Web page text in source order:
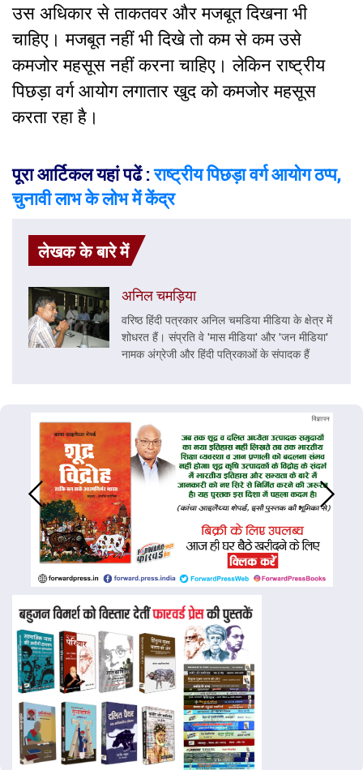
उस अधिकार से ताकतवर और मजबूत दिखना भी
चाहिए। मजबूत नहीं भी दिखे तो कम से कम उसे
कमजोर महसूस नहीं करना चाहिए। लेकिन राष्ट्रीय
पिछड़ा वर्ग आयोग लगातार खुद को कमजोर महसूस
करता रहा है।
पूरा आर्टिकल यहां पढें :राष्ट्रीय पिछड़ा वर्ग आयोग ठप्प,
चुनावी लाभ के लोभ में केंद्र
लेखक के बारे में
अनिल चमड़िया
वरिष्‍ठ हिंदी पत्रकार अनिल चमडिया मीडिया के क्षेत्र में
शोधरत हैं। संप्रति वे 'मास मीडिया' और 'जन मीडिया'
नामक अंग्रेजी और हिंदी पत्रिकाओं के संपादक हैं